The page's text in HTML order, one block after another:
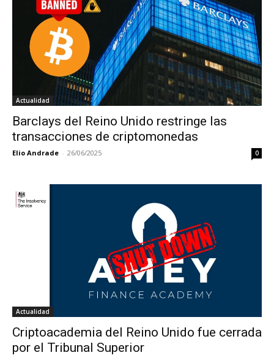
Actualidad
Barclays del Reino Unido restringe las
transacciones de criptomonedas
Elio Andrade - 26/06/2025 0
Actualidad
Criptoacademia del Reino Unido fue cerrada
por el Tribunal Superior